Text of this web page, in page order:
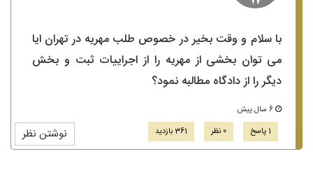
با سلام و وقت بخیر در خصوص طلب مهریه در تهران ایا
می توان بخشی از مهریه را از اجراییات ثبت و بخش
دیگر را از دادگاه مطالبه نمود؟
1 پاسخ
0 نظر 361 بازدید نوشتن نظر